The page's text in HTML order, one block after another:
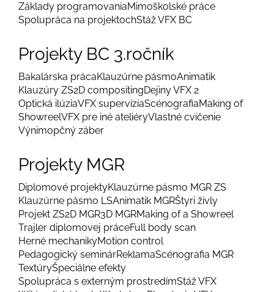
Základy programovaniaMimoškolské práce
Spolupráca na projektochStáž VFX BC
Projekty BC 3.ročník
Bakalárska prácaKlauzúrne pásmoAnimatik
Klauzúry ZS2D compositingDejiny VFX 2
Optická ilúziaVFX supervíziaScénografiaMaking of
ShowreelVFX pre iné ateliéryVlastné cvičenie
Výnimopčný záber
Projekty MGR
Diplomové projektyKlauzúrne pásmo MGR ZS
Klauzúrne pásmo LSAnimatik MGRŠtyri živly
Projekt ZS2D MGR3D MGRMaking of a Showreel
Trajler diplomovej práceFull body scan
Herné mechanikyMotion control
Pedagogický seminárReklamaScénografia MGR
TextúryŠpeciálne efekty
Spolupráca s externým prostredímStáž VFX